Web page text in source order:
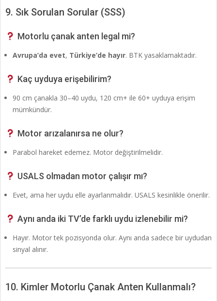
9. Sık Sorulan Sorular (SSS)
Motorlu çanak anten legal mi?
Avrupa’da evet, Türkiye’de hayır. BTK yasaklamaktadır.
Kaç uyduya erişebilirim?
90 cm çanakla 30–40 uydu, 120 cm+ ile 60+ uyduya erişim
mümkündür.
Motor arızalanırsa ne olur?
Parabol hareket edemez. Motor değiştirilmelidir.
USALS olmadan motor çalışır mı?
Evet, ama her uydu elle ayarlanmalıdır. USALS kesinlikle önerilir.
Aynı anda iki TV’de farklı uydu izlenebilir mi?
Hayır. Motor tek pozisyonda olur. Aynı anda sadece bir uydudan
sinyal alınır.
10. Kimler Motorlu Çanak Anten Kullanmalı?